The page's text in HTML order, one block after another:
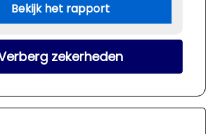
Bekijk het rapport
zekerheden